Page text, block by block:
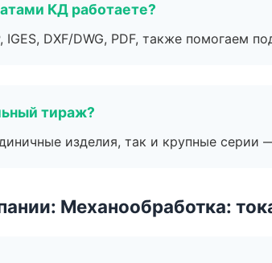
КД работаете?
DXF/DWG, PDF, также помогаем
тираж?
изделия, так и крупные серии
Механообработка: